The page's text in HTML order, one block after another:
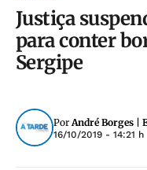
Justiça
para conter
Sergipe
PorAndré Borges |
16/10/2019 - 14:21 h